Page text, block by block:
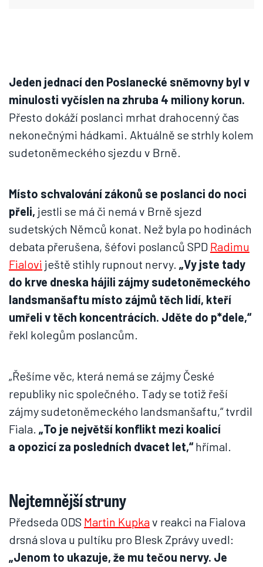
Jeden jednací den Poslanecké sněmovny byl v
minulosti vyčíslen na zhruba 4 miliony korun.
Přesto dokáží poslanci mrhat drahocenný čas
nekonečnými hádkami. Aktuálně se strhly kolem
sudetoněmeckého sjezdu v Brně.
Místo schvalování zákonů se poslanci do noci
přeli, jestli se má či nemá v Brně sjezd
sudetských Němců konat. Než byla po hodinách
debata přerušena, šéfovi poslanců SPD Radimu
Fialovi ještě stihly rupnout nervy. „Vy jste tady
do krve dneska hájili zájmy sudetoněmeckého
landsmanšaftu místo zájmů těch lidí, kteří
umřeli v těch koncentrácích. Jděte do p*dele,“
řekl kolegům poslancům.
„Řešíme věc, která nemá se zájmy České
republiky nic společného. Tady se totiž řeší
zájmy sudetoněmeckého landsmanšaftu,“ tvrdil
Fiala. „To je největší konflikt mezi koalicí
a opozicí za posledních dvacet let,“hřímal.
Nejtemnější struny
Předseda ODS Martin Kupkav reakci na Fialova
drsná slova u pultíku pro Blesk Zprávy uvedl:
„Jenom to ukazuje, že mu tečou nervy. Je